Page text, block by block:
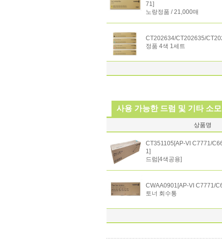
71]
노랑정품 / 21,000매
CT202634/CT202635/
정품 4색 1세트
사용 가능한 드럼 및 기타 소
상품명
CT351105[AP-VI C7771/
1]
드럼[4색공용]
CWAA0901[AP-VI C7771/
토너 회수통